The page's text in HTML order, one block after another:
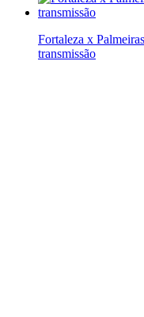
Fortaleza x
transmissão